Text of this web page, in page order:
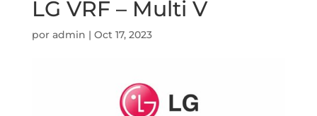
LG VRF – Multi V
por admin | Oct 17, 2023